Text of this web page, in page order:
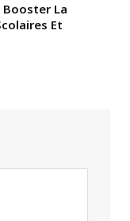
Booster La
Et